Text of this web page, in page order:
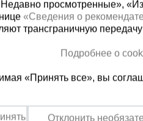
200-25-90
просмотренные»,
«Сведения о
трансграничную
Подробнее о
«Принять все», вы
Отклонить